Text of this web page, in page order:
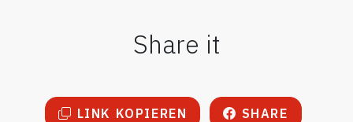
Share it
LINK KOPIEREN SHARE